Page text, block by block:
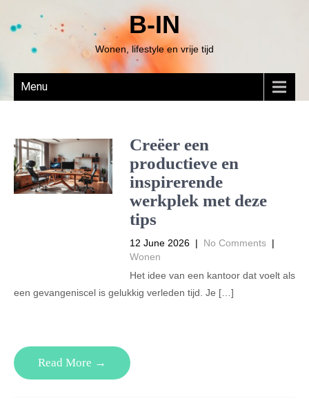
B-IN
Wonen, lifestyle en vrije tijd
Menu
Creëer een
productieve en
inspirerende
werkplek met deze
tips
12 June 2026 | No Comments |
Wonen
Het idee van een kantoor dat voelt als
een gevangeniscel is gelukkig verleden tijd. Je […]
Read More →